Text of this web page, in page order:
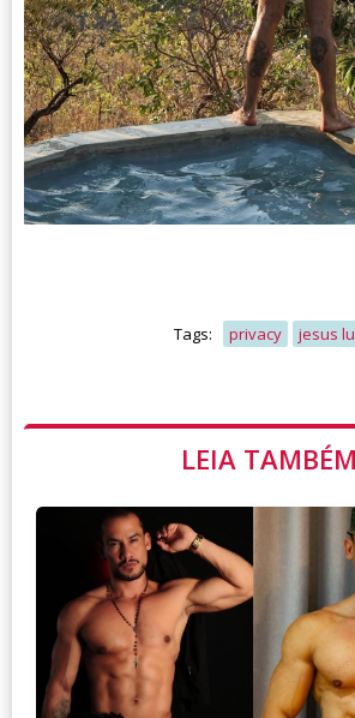
Tags: privacy jesus
LEIA TAMBÉM